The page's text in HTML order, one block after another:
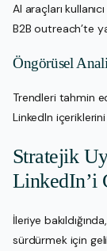
AI araçları
B2B outreach’te
Öngörüsel
Trendleri tahmin
LinkedIn
Stratejik
LinkedIn’i
İleriye
sürdürmek için